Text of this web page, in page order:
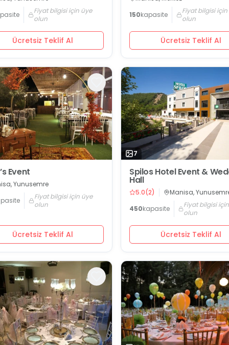
Fiyat bilgisi için üye
olun
Ücretsiz Teklif Al
150kapasite
Fiyat bilgisi
olun
Ücretsiz Teklif Al
Event
Yunusemre
Fiyat bilgisi için üye
olun
Ücretsiz Teklif Al
7
Spilos Hotel Event &
Hall
5.0(2)
Manisa,
450kapasite
Fiyat bilgisi
olun
Ücretsiz Teklif Al